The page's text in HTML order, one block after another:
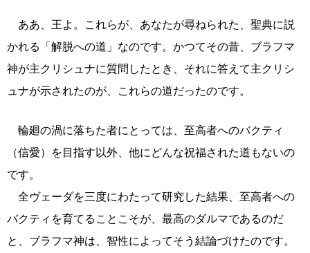
ああ、王よ。これらが、あなたが尋ねられた、聖典に説
かれる「解脱への道」なのです。かつてその昔、ブラフマ
神が主クリシュナに質問したとき、それに答えて主クリシ
ュナが示されたのが、これらの道だったのです。
輪廻の渦に落ちた者にとっては、至高者へのバクティ
（信愛）を目指す以外、他にどんな祝福された道もないの
です。
全ヴェーダを三度にわたって研究した結果、至高者への
バクティを育てることこそが、最高のダルマであるのだ
と、ブラフマ神は、智性によってそう結論づけたのです。